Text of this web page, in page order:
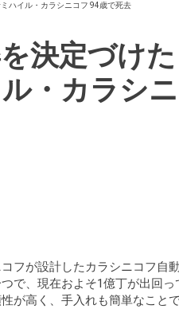
ハイル・カラシニコフ 94歳で死去
決定づけ
・カラシ
フが設計したカラシニコフ自
で、現在およそ1億丁が出回
が高く、手入れも簡単なこと